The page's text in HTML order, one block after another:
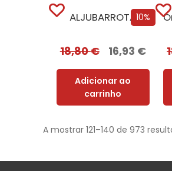
10%
ALJUBARROTA
18,80€ 16,93 €
Adicionar ao
carrinho
A mostrar 121–140 de 973